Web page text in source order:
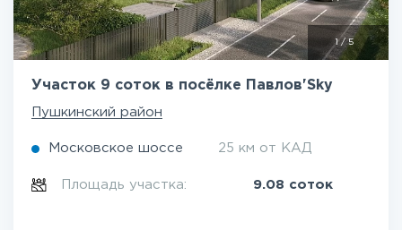
1/5
Участок 9 соток в посёлке Павлов'Sky
Пушкинский район
Московское шоссе 25 км от КАД
Площадь участка: 9.08 соток